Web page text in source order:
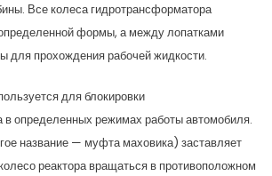
Все колеса гидротрансформатора
формы, а между лопатками
для прохождения рабочей жидкости.
для блокировки
в определенных режимах работы автомобиля.
название — муфта маховика) заставляет
реактора вращаться в противоположном